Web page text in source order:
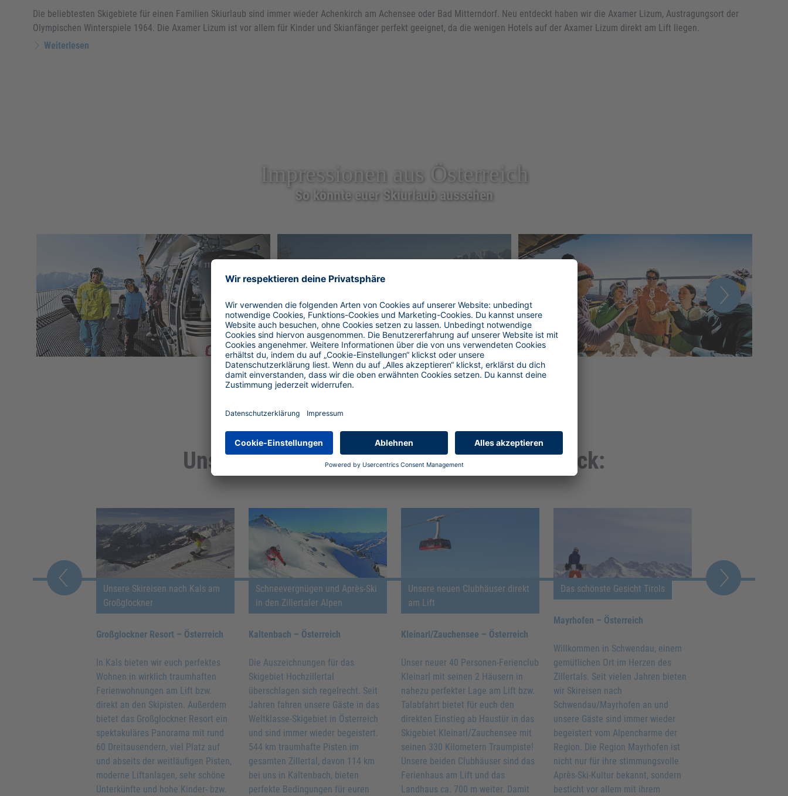
Die beliebtesten Skigebiete für einen Familien Skiurlaub sind immer wieder Achenkirch am Achensee oder Bad Mitterndorf. Neu entdeckt haben wir die Axamer Lizum, Austragungsort der
Olympischen Winterspiele 1964. Die Axamer Lizum ist vor allem für Kinder und Skianfänger perfekt geeignet, da die wenigen Hotels auf der Axamer Lizum direkt am Lift liegen.
Weiterlesen
Impressionen aus Österreich
So könnte euer Skiurlaub aussehen
Unsere Reiseziele in Österreich im Überblick:
Jugendskireisen
Unsere Skireisen nach Kals am
Großglockner
Großglockner Resort – Österreich
In Kals bieten wir euch perfektes
Wohnen in wirklich traumhaften
Ferienwohnungen am Lift bzw.
direkt an den Skipisten. Außerdem
bietet das Großglockner Resort ein
spektakuläres Panorama mit rund
60 Dreitausendern, viel Platz auf
und abseits der weitläufigen Pisten,
moderne Liftanlagen, sehr schöne
Unterkünfte und hohe Kinder- bzw.
Schneevergnügen und Après-Ski
in den Zillertaler Alpen
Kaltenbach – Österreich
Die Auszeichnungen für das
Skigebiet Hochzillertal
überschlagen sich regelrecht. Seit
Jahren fahren unsere Gäste in das
Weltklasse-Skigebiet in Österreich
und sind immer wieder begeistert.
544 km traumhafte Pisten im
gesamten Zillertal, davon 114 km
bei uns in Kaltenbach, bieten
perfekte Bedingungen für euren
Unsere neuen Clubhäuser direkt
am Lift
Kleinarl/Zauchensee – Österreich
Unser neuer 40 Personen-Ferienclub
Kleinarl mit seinen 2 Häusern in
nahezu perfekter Lage am Lift bzw.
Talabfahrt bietet für euch den
direkten Einstieg ab Haustür in das
Skigebiet Kleinarl/Zauchensee mit
seinen 330 Kilometern Traumpiste!
Unsere beiden Clubhäuser sind das
Ferienhaus am Lift und das
Landhaus ca. 700 m weiter. Damit
Das schönste Gesicht Tirols
Mayrhofen – Österreich
Willkommen in Schwendau, einem
gemütlichen Ort im Herzen des
Zillertals. Seit vielen Jahren bieten
wir Skireisen nach
Schwendau/Mayrhofen an und
unsere Gäste sind immer wieder
begeistert vom Alpencharme der
Region. Die Region Mayrhofen ist
nicht nur für ihre stimmungsvolle
Après-Ski-Kultur bekannt, sondern
besticht vor allem mit ihrem
Skireisen in das